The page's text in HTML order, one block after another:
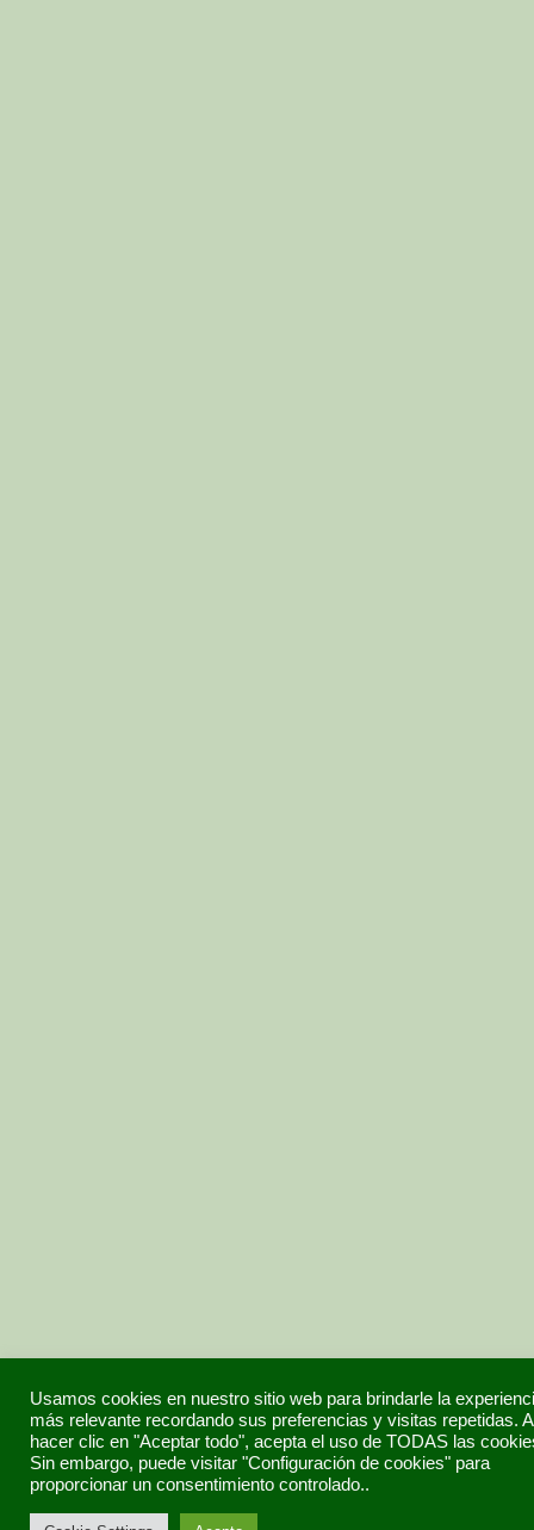
Usamos cookies en nuestro sitio web para brindarle la
más relevante recordando sus preferencias y visitas repetidas.
hacer clic en "Aceptar todo", acepta el uso de TODAS las
Sin embargo, puede visitar "Configuración de cookies" para
proporcionar un consentimiento controlado..